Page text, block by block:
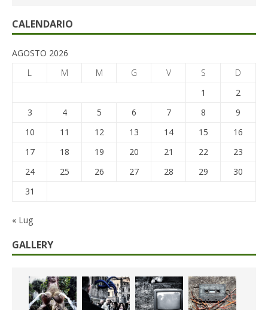
CALENDARIO
AGOSTO 2026
L
M M G V S
D
1
2
3
4 5 6 7 8
9
10
11 12 13 14 15
16
17
18 19 20 21 22
23
24
25 26 27 28 29
30
31
« Lug
GALLERY